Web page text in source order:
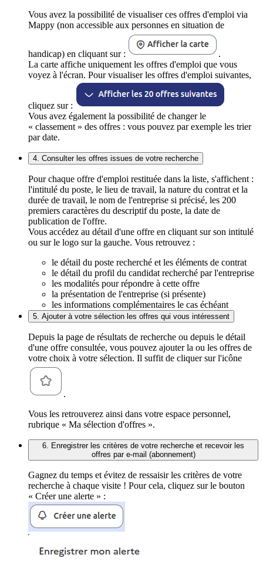
Vous avez la possibilité de visualiser ces offres d'emploi via
Mappy (non accessible aux personnes en situation de
handicap) en cliquant sur :
.
La carte affiche uniquement les offres d'emploi que vous
voyez à l'écran. Pour visualiser les offres d'emploi suivantes,
cliquez sur :
Vous avez également la possibilité de changer le
« classement » des offres : vous pouvez par exemple les trier
par date.
4. Consulter les offres issues de votre recherche
Pour chaque offre d'emploi restituée dans la liste, s'affichent :
l'intitulé du poste, le lieu de travail, la nature du contrat et la
durée de travail, le nom de l'entreprise si précisé, les 200
premiers caractères du descriptif du poste, la date de
publication de l'offre.
Vous accédez au détail d'une offre en cliquant sur son intitulé
ou sur le logo sur la gauche. Vous retrouvez :
le détail du poste recherché et les éléments de contrat
le détail du profil du candidat recherché par l'entreprise
les modalités pour répondre à cette offre
la présentation de l'entreprise (si présente)
les informations complémentaires le cas échéant
5. Ajouter à votre sélection les offres qui vous intéressent
Depuis la page de résultats de recherche ou depuis le détail
d'une offre consultée, vous pouvez ajouter la ou les offres de
votre choix à votre sélection. Il suffit de cliquer sur l'icône
.
Vous les retrouverez ainsi dans votre espace personnel,
rubrique « Ma sélection d'offres ».
6. Enregistrer les critères de votre recherche et recevoir les
offres par e-mail (abonnement)
Gagnez du temps et évitez de ressaisir les critères de votre
recherche à chaque visite ! Pour cela, cliquez sur le bouton
« Créer une alerte » :